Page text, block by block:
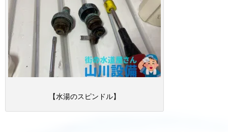
【水湯のスピンドル】